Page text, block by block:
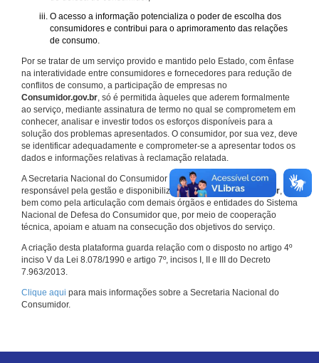
O acesso a informação potencializa o poder de escolha dos
consumidores e contribui para o aprimoramento das relações
de consumo.
Por se tratar de um serviço provido e mantido pelo Estado, com ênfase
na interatividade entre consumidores e fornecedores para redução de
conflitos de consumo, a participação de empresas no
Consumidor.gov.br, só é permitida àqueles que aderem formalmente
ao serviço, mediante assinatura de termo no qual se comprometem em
conhecer, analisar e investir todos os esforços disponíveis para a
solução dos problemas apresentados. O consumidor, por sua vez, deve
se identificar adequadamente e comprometer-se a apresentar todos os
dados e informações relativas à reclamação relatada.
A Secretaria Nacional do Consumidor do Ministério da Justiça é a
responsável pela gestão e disponibilização doConsumidor.gov.br,
bem como pela articulação com demais órgãos e entidades do Sistema
Nacional de Defesa do Consumidor que, por meio de cooperação
técnica, apoiam e atuam na consecução dos objetivos do serviço.
A criação desta plataforma guarda relação com o disposto no artigo 4º
inciso V da Lei 8.078/1990 e artigo 7º, incisos I, II e III do Decreto
7.963/2013.
Clique aqui para mais informações sobre a Secretaria Nacional do
Consumidor.